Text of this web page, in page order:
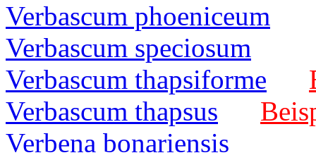
Verbascum phoeniceum
Verbascum speciosum
Verbascum thapsiforme
Verbascum thapsus
Verbena bonariensis